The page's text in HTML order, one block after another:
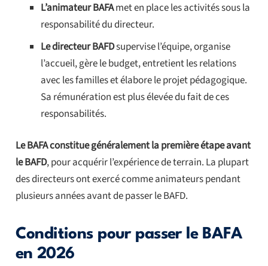
L’animateur BAFAmet en place les activités sous la
responsabilité du directeur.
Le directeur BAFDsupervise l’équipe, organise
l’accueil, gère le budget, entretient les relations
avec les familles et élabore le projet pédagogique.
Sa rémunération est plus élevée du fait de ces
responsabilités.
Le BAFA constitue généralement la première étape avant
le BAFD, pour acquérir l’expérience de terrain. La plupart
des directeurs ont exercé comme animateurs pendant
plusieurs années avant de passer le BAFD.
Conditions pour passer le BAFA
en 2026